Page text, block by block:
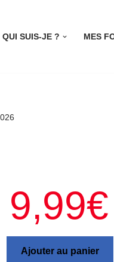
QUI SUIS-JE ? MES
9,99€
Ajouter au panier